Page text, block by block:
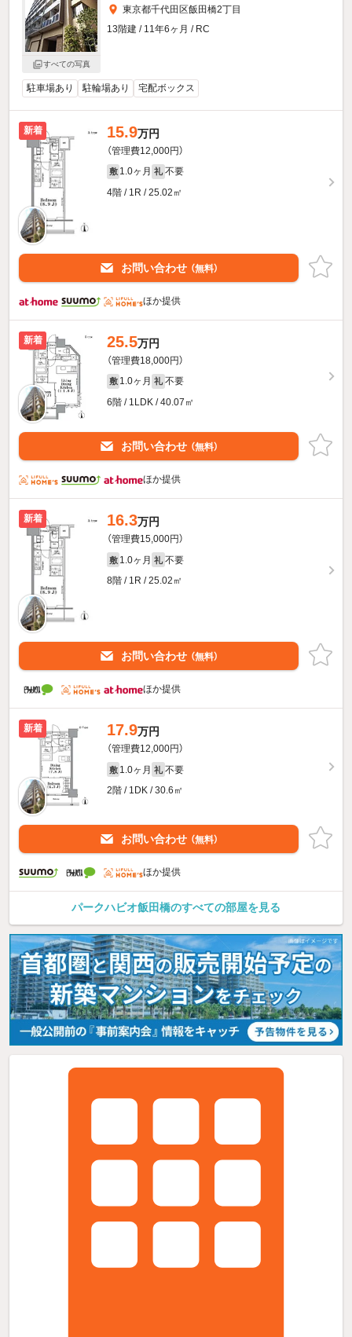
すべての写真
東京都千代田区飯田橋2丁目
13階建 / 11年6ヶ月 / RC
駐車場あり 駐輪場あり 宅配ボックス
新着 15.9万円
（管理費12,000円）
敷 1.0ヶ月 礼 不要
4階 / 1R / 25.02㎡
お問い合わせ （無料）
ほか提供
新着 25.5万円
（管理費18,000円）
敷 1.0ヶ月 礼 不要
6階 / 1LDK / 40.07㎡
お問い合わせ （無料）
ほか提供
新着 16.3万円
（管理費15,000円）
敷 1.0ヶ月 礼 不要
8階 / 1R / 25.02㎡
お問い合わせ （無料）
ほか提供
新着 17.9万円
（管理費12,000円）
敷 1.0ヶ月 礼 不要
2階 / 1DK / 30.6㎡
お問い合わせ （無料）
ほか提供
パークハビオ飯田橋のすべての部屋を見る